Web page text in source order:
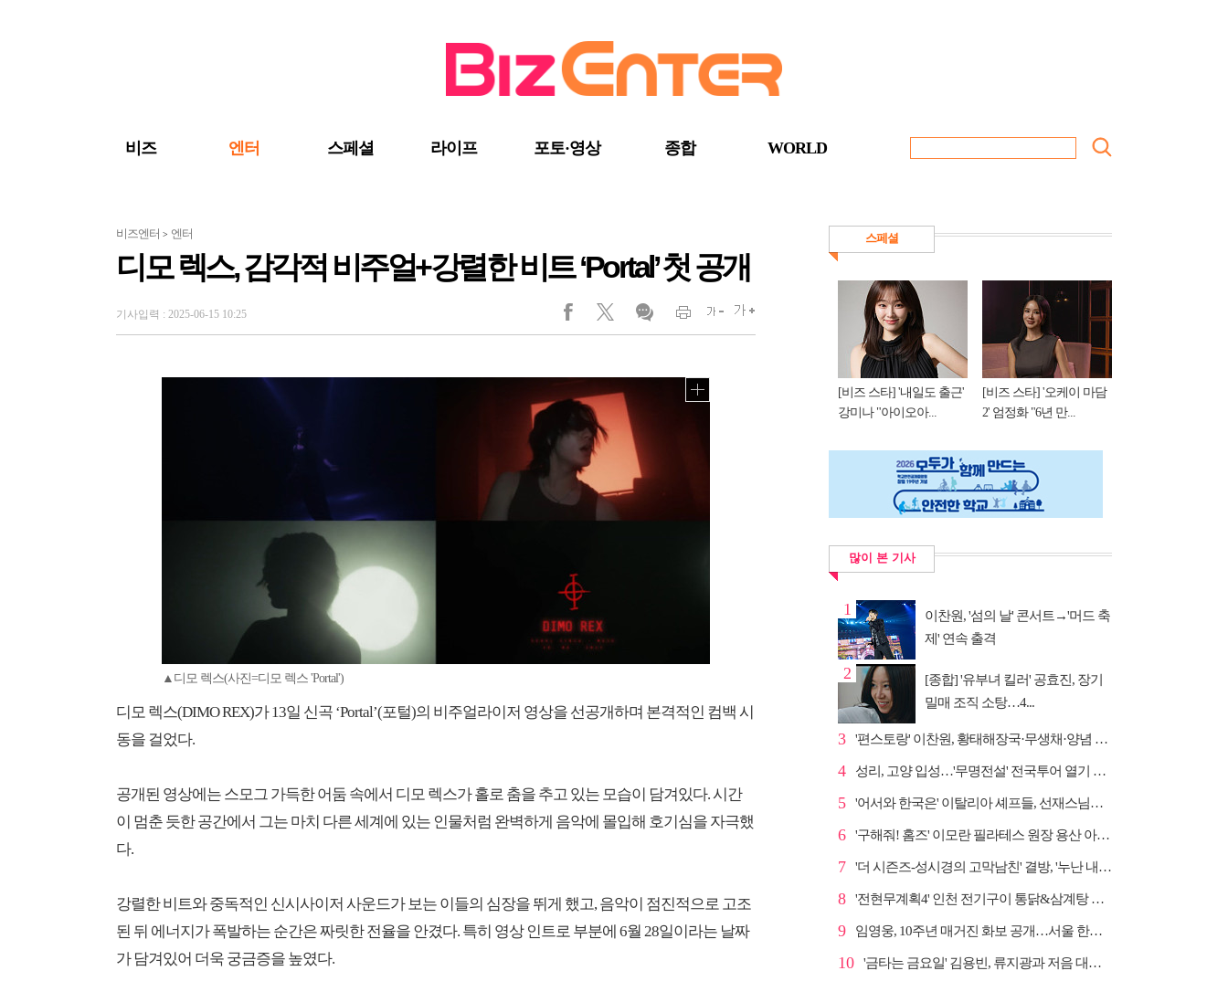
비즈 엔터 스페셜 라이프 포토·영상 종합 WORLD
비즈엔터 > 엔터
디모 렉스, 감각적 비주얼+강렬한 비트 ‘Portal’ 첫 공개
기사입력 : 2025-06-15 10:25
▲디모 렉스(사진=디모 렉스 'Portal')
디모 렉스(DIMO REX)가 13일 신곡 ‘Portal’(포털)의 비주얼라이저 영상을 선공개하며 본격적인 컴백 시
동을 걸었다.
공개된 영상에는 스모그 가득한 어둠 속에서 디모 렉스가 홀로 춤을 추고 있는 모습이 담겨있다. 시간
이 멈춘 듯한 공간에서 그는 마치 다른 세계에 있는 인물처럼 완벽하게 음악에 몰입해 호기심을 자극했
다.
강렬한 비트와 중독적인 신시사이저 사운드가 보는 이들의 심장을 뛰게 했고, 음악이 점진적으로 고조
된 뒤 에너지가 폭발하는 순간은 짜릿한 전율을 안겼다. 특히 영상 인트로 부분에 6월 28일이라는 날짜
가 담겨있어 더욱 궁금증을 높였다.
스페셜
[비즈 스타] '내일도 출근'
강미나 "아이오아...
[비즈 스타] '오케이 마담
2' 엄정화 "6년 만...
많이 본 기사
1
이찬원, '섬의 날' 콘서트→'머드 축
제' 연속 출격
2
[종합] '유부녀 킬러' 공효진, 장기
밀매 조직 소탕…4...
3 '편스토랑' 이찬원, 황태해장국·무생채·양념 목살구이 ...
4 성리, 고양 입성…'무명전설' 전국투어 열기 지속
5 '어서와 한국은' 이탈리아 셰프들, 선재스님→라연 차도...
6 '구해줘! 홈즈' 이모란 필라테스 원장 용산 아파트 방...
7 '더 시즌즈-성시경의 고막남친' 결방, '누난 내게 여자...
8 '전현무계획4' 인천 전기구이 통닭&삼계탕 노포 맛집 탐방
9 임영웅, 10주년 매거진 화보 공개…서울 한복판 대형 현...
10 '금타는 금요일' 김용빈, 류지광과 저음 대결 승리